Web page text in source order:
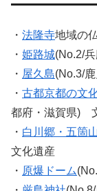
・ 法隆寺地域の
・ 姫路城(No.2/
・ 屋久島(No.3/
・ 古都京都の文
都府・滋賀県)
・ 白川郷・五箇
文化遺産
・ 原爆ドーム